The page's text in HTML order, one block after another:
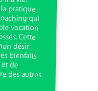
des autres.